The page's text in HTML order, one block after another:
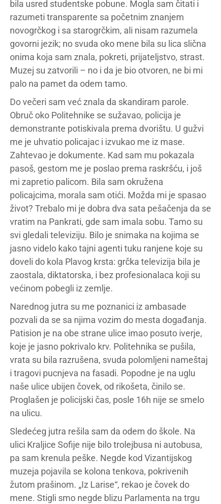
bila usred studentske pobune. Mogla sam čitati i
razumeti transparente sa početnim znanjem
novogrčkog i sa starogrčkim, ali nisam razumela
govorni jezik; no svuda oko mene bila su lica slična
onima koja sam znala, pokreti, prijateljstvo, strast.
Muzej su zatvorili – no i da je bio otvoren, ne bi mi
palo na pamet da odem tamo.
Do večeri sam već znala da skandiram parole.
Obruč oko Politehnike se sužavao, policija je
demonstrante potiskivala prema dvorištu. U gužvi
me je uhvatio policajac i izvukao me iz mase.
Zahtevao je dokumente. Kad sam mu pokazala
pasoš, gestom me je poslao prema raskršću, i još
mi zapretio palicom. Bila sam okružena
policajcima, morala sam otići. Možda mi je spasao
život? Trebalo mi je dobra dva sata pešačenja da se
vratim na Pankrati, gde sam imala sobu. Tamo su
svi gledali televiziju. Bilo je snimaka na kojima se
jasno videlo kako tajni agenti tuku ranjene koje su
doveli do kola Plavog krsta: grčka televizija bila je
zaostala, diktatorska, i bez profesionalaca koji su
većinom pobegli iz zemlje.
Narednog jutra su me poznanici iz ambasade
pozvali da se sa njima vozim do mesta događanja.
Patision je na obe strane ulice imao posuto iverje,
koje je jasno pokrivalo krv. Politehnika se pušila,
vrata su bila razrušena, svuda polomljeni nameštaj
i tragovi pucnjeva na fasadi. Popodne je na uglu
naše ulice ubijen čovek, od rikošeta, činilo se.
Proglašen je policijski čas, posle 16h nije se smelo
na ulicu.
Sledećeg jutra rešila sam da odem do škole. Na
ulici Kraljice Sofije nije bilo trolejbusa ni autobusa,
pa sam krenula peške. Negde kod Vizantijskog
muzeja pojavila se kolona tenkova, pokrivenih
žutom prašinom. „Iz Larise“, rekao je čovek do
mene. Stigli smo negde blizu Parlamenta na trgu